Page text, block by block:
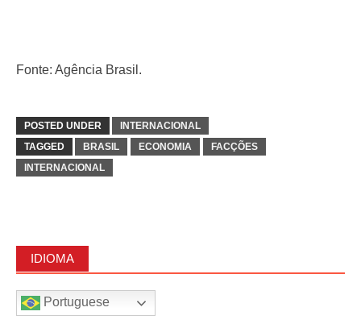
Fonte: Agência Brasil.
POSTED UNDER
INTERNACIONAL
TAGGED
BRASIL ECONOMIA
FACÇÕES
INTERNACIONAL
IDIOMA
Portuguese